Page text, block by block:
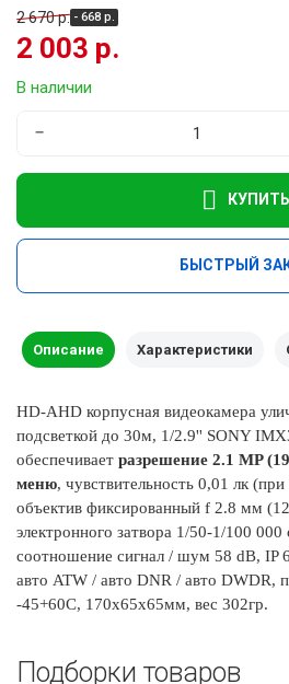
2 670 р. - 668 р.
2 003 р.
В наличии
−
КУПИТЬ
БЫСТРЫЙ
Описание Характеристики
HD-AHD корпусная видеокамера
подсветкой до 30м, 1/2.9'' SONY
обеспечивает разрешение 2.1 MP
меню, чувствительность 0,01 лк
объектив фиксированный f 2.8 мм
электронного затвора 1/50-1/100 000
соотношение сигнал / шум 58 dB, IP
авто ATW / авто DNR / авто DWDR,
-45+60C, 170х65х65мм, вес 302гр.
Подборки товаров